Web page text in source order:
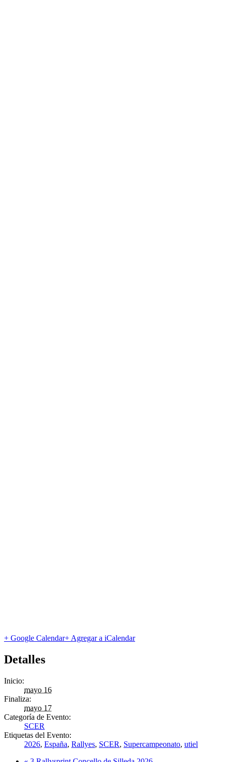
+ Google Calendar+ Agregar a iCalendar
Detalles
Inicio:
mayo 16
Finaliza:
mayo 17
Categoría de Evento:
SCER
Etiquetas del Evento:
2026, España, Rallyes, SCER, Supercampeonato, utiel